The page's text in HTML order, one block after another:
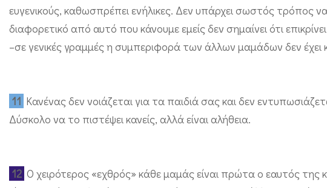
ευγενικούς, καθωσπρέπει ενήλικες. Δεν υπάρχει σωστός τρόπος
διαφορετικό από αυτό που κάνουμε εμείς δεν σημαίνει ότι
–σε γενικές γραμμές η συμπεριφορά των άλλων μαμάδων δεν έχει
11 Κανένας δεν νοιάζεται για τα παιδιά σας και δεν
Δύσκολο να το πιστέψει κανείς, αλλά είναι αλήθεια.
12 Ο χειρότερος «εχθρός» κάθε μαμάς είναι πρώτα ο εαυτός της